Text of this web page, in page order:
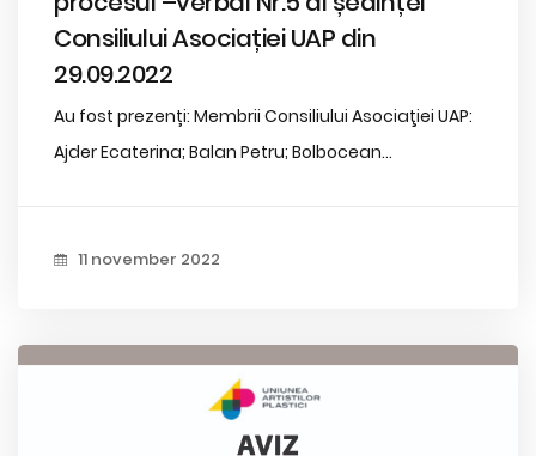
Consiliului Asociației UAP din
29.09.2022
Au fost prezenți: Membrii Consiliului Asociaţiei UAP:
Ajder Ecaterina; Balan Petru; Bolbocean...
11 november 2022